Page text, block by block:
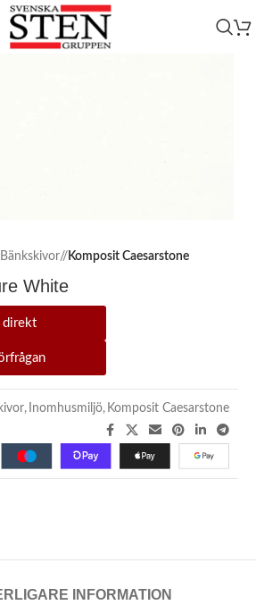
Bänkskivor/ Komposit Caesarstone
White
direkt
, Inomhusmiljö, Komposit Caesarstone
INFORMATION